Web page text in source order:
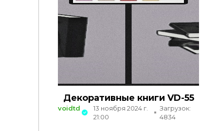
Декоративные книги VD-55
voidtd
13 ноября 2024 г.
21:00
Загрузок:
4834